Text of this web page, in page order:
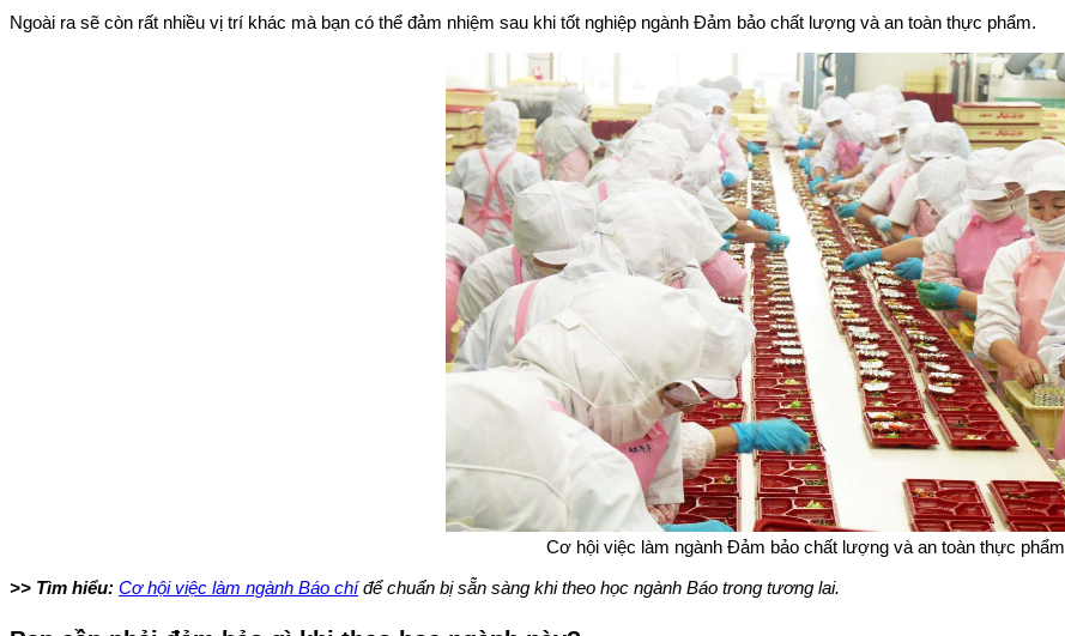
Ngoài ra sẽ còn rất nhiều vị trí khác mà bạn có thể đảm nhiệm sau khi tốt nghiệp ngành Đảm bảo chất lượng và an toàn thực phẩm.
Cơ hội việc làm ngành Đảm bảo chất lượng và an toàn thực phẩm
>> Tìm hiểu: Cơ hội việc làm ngành Báo chíđể chuẩn bị sẵn sàng khi theo học ngành Báo trong tương lai.